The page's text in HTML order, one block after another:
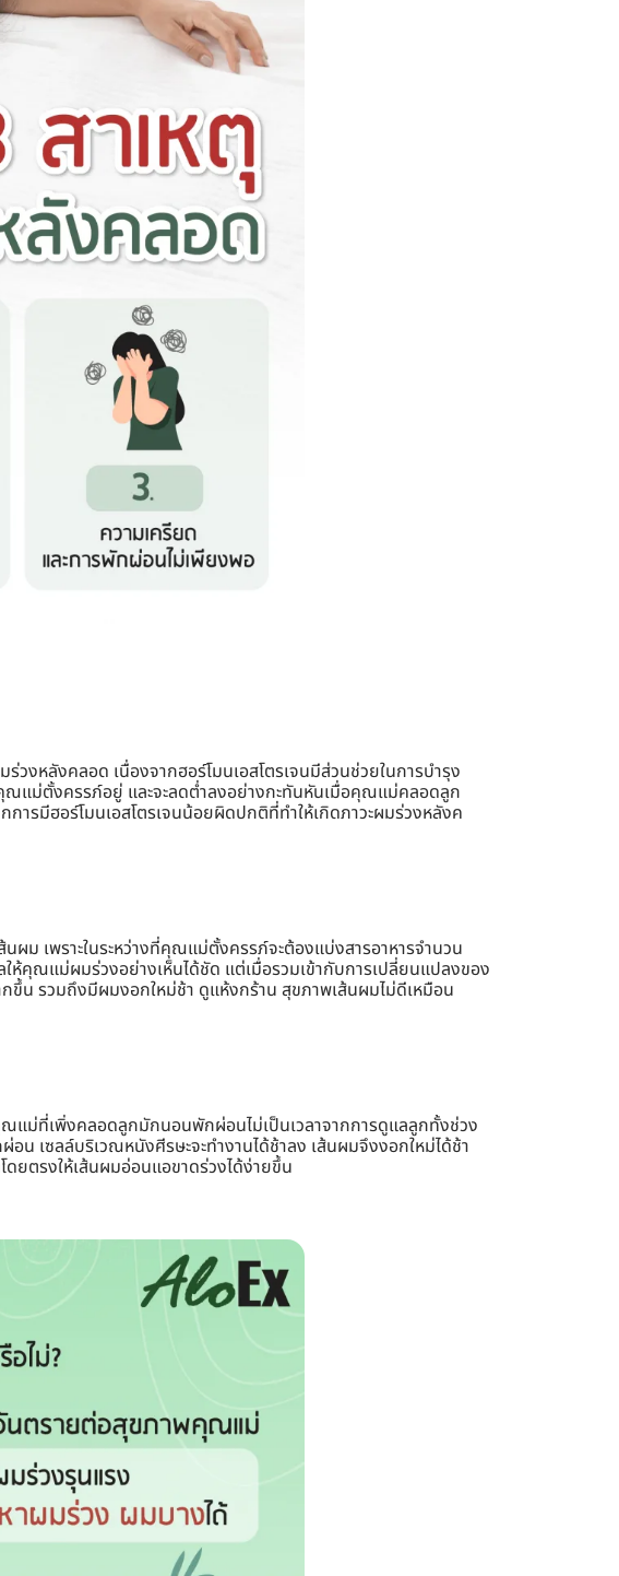
วงหลังคลอด เนื่องจากฮอร์โมนเอสโตรเจนมีส่วนช่วยในการบำรุง
ณแม่ตั้งครรภ์อยู่ และจะลดต่ำลงอย่างกะทันหันเมื่อคุณแม่คลอดลูก
ารมีฮอร์โมนเอสโตรเจนน้อยผิดปกติที่ทำให้เกิดภาวะผมร่วงหลังค
ม เพราะในระหว่างที่คุณแม่ตั้งครรภ์จะต้องแบ่งสารอาหารจำนวน
ให้คุณแม่ผมร่วงอย่างเห็นได้ชัด แต่เมื่อรวมเข้ากับการเปลี่ยนแปลงของ
กขึ้น รวมถึงมีผมงอกใหม่ช้า ดูแห้งกร้าน สุขภาพเส้นผมไม่ดีเหมือน
แม่ที่เพิ่งคลอดลูกมักนอนพักผ่อนไม่เป็นเวลาจากการดูแลลูกทั้งช่วง
เซลล์บริเวณหนังศีรษะจะทำงานได้ช้าลง เส้นผมจึงงอกใหม่ได้ช้า
ยตรงให้เส้นผมอ่อนแอขาดร่วงได้ง่ายขึ้น